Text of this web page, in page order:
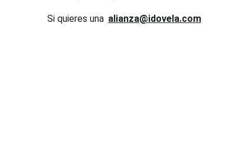
Si quieres una alianza@idovela.com